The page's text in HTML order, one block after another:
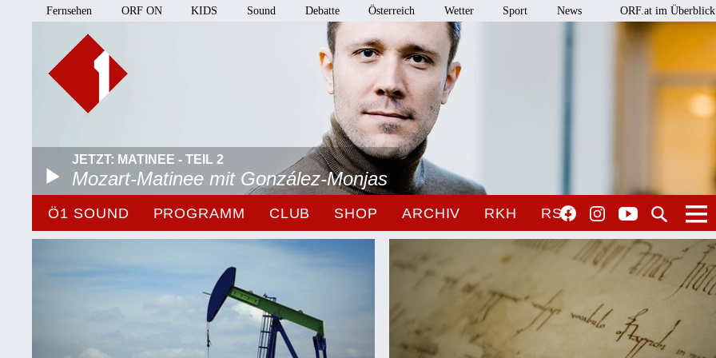
Fernsehen ORF ON KIDS Sound Debatte Österreich Wetter Sport News ORF.at im Überblick
JETZT: MATINEE - TEIL 2
Mozart-Matinee mit González-Monjas
Ö1 SOUND PROGRAMM CLUB SHOP ARCHIV RKH RSO